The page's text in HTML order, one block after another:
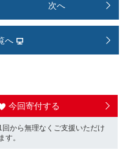
次へ
へ
今回寄付する
回から無理なくご支援いただけ
ます。